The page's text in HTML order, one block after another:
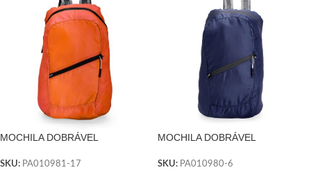
MOCHILA DOBRÁVEL
LARANJA
SKU: PA010981-17
MOCHILA DOBRÁVEL
SKU: PA010980-6